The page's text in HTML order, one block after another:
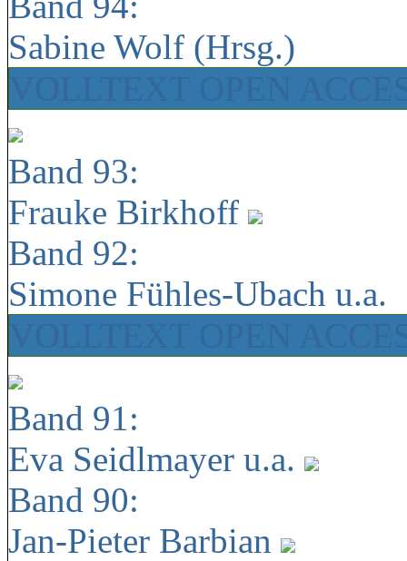
Sabine Wolf (Hrsg.)
Band 93:
Frauke Birkhoff
Band 92:
Simone Fühles-Ubach u.a.
Band 91:
Eva Seidlmayer u.a.
Band 90:
Jan-Pieter Barbian